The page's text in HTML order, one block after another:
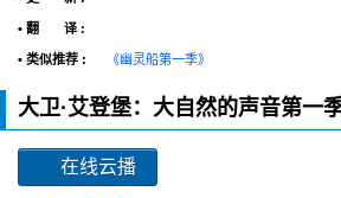
• 翻 译 :
• 类似推荐 : 《幽灵船第一季》
大卫·艾登堡：大自然的声音第一
在线云播